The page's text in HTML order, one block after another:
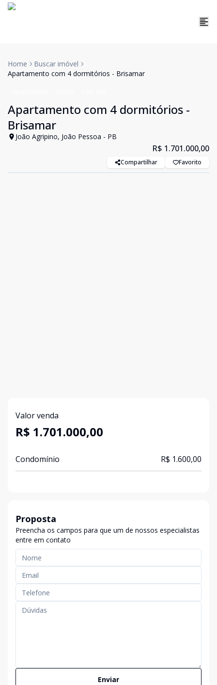
Home
Buscar imóvel
Apartamento com 4 dormitórios - Brisamar
Apartamento com 4 dormitórios -
Brisamar
João Agripino, João Pessoa - PB
R$ 1.701.000,00
Compartilhar Favorito
Valor venda
R$ 1.701.000,00
Condomínio R$ 1.600,00
Proposta
Preencha os campos para que um de nossos especialistas
entre em contato
Enviar